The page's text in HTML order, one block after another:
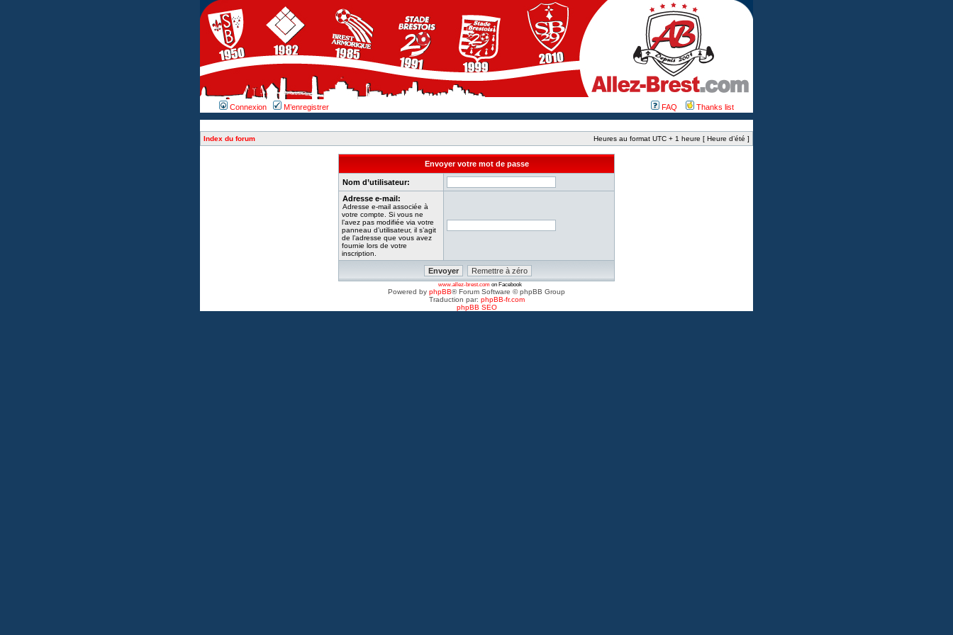
Connexion M’enregistrer FAQ Thanks list
Index du forum Heures au format UTC + 1 heure [ Heure d’été ]
Envoyer votre mot de passe
Nom d’utilisateur:
Adresse e-mail:
Adresse e-mail associée à
votre compte. Si vous ne
l’avez pas modifiée via votre
panneau d’utilisateur, il s’agit
de l’adresse que vous avez
fournie lors de votre
inscription.
www.allez-brest.com on Facebook
Powered by phpBB® Forum Software © phpBB Group
Traduction par: phpBB-fr.com
phpBB SEO